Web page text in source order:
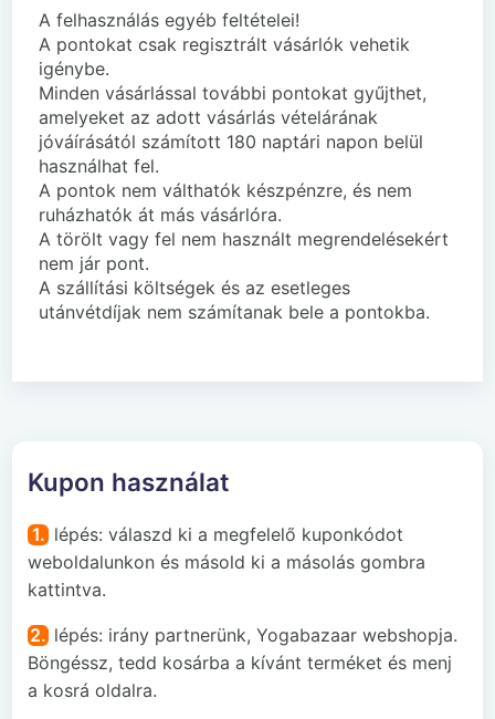
A felhasználás egyéb feltételei!
A pontokat csak regisztrált vásárlók vehetik
igénybe.
Minden vásárlással további pontokat gyűjthet,
amelyeket az adott vásárlás vételárának
jóváírásától számított 180 naptári napon belül
használhat fel.
A pontok nem válthatók készpénzre, és nem
ruházhatók át más vásárlóra.
A törölt vagy fel nem használt megrendelésekért
nem jár pont.
A szállítási költségek és az esetleges
utánvétdíjak nem számítanak bele a pontokba.
Kupon használat
1. lépés: válaszd ki a megfelelő kuponkódot
weboldalunkon és másold ki a másolás gombra
kattintva.
2. lépés: irány partnerünk, Yogabazaar webshopja.
Böngéssz, tedd kosárba a kívánt terméket és menj
a kosrá oldalra.